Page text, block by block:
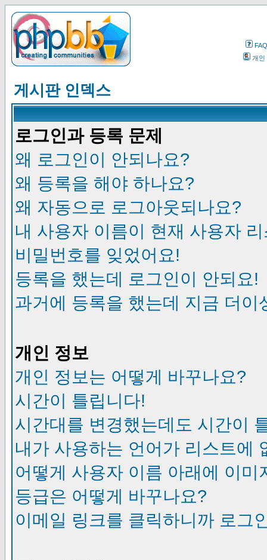
FAQ
개인
게시판 인덱스
로그인과 등록 문제
왜 로그인이 안되나요?
왜 등록을 해야 하나요?
왜 자동으로 로그아웃되나요?
내 사용자 이름이 현재 사용자
비밀번호를 잊었어요!
등록을 했는데 로그인이 안되요!
과거에 등록을 했는데 지금 더이
개인 정보
개인 정보는 어떻게 바꾸나요?
시간이 틀립니다!
시간대를 변경했는데도 시간이
내가 사용하는 언어가 리스트에
어떻게 사용자 이름 아래에 이미
등급은 어떻게 바꾸나요?
이메일 링크를 클릭하니까 로그